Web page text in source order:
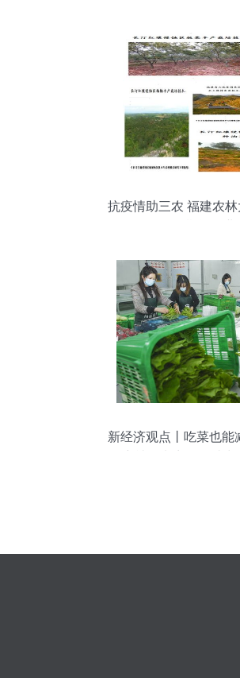
抗疫情助三农 福建农
新经济观点丨吃菜也能